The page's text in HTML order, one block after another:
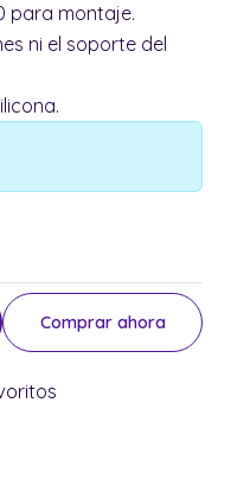
para montaje.
ni el soporte del
Comprar ahora